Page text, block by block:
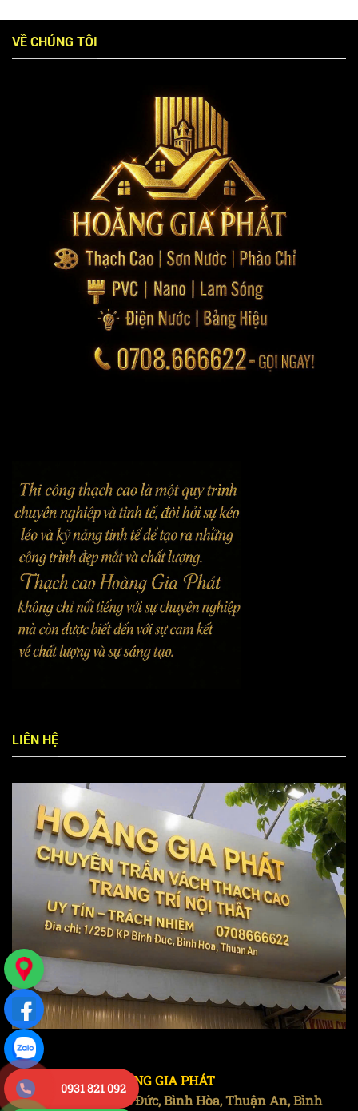
VỀ CHÚNG TÔI
LIÊN HỆ
THẠCH CAO HOÀNG GIA PHÁT
🏠 1/25D KP Bình Đức, Bình Hòa, Thuận An, Bình
0931 821 092